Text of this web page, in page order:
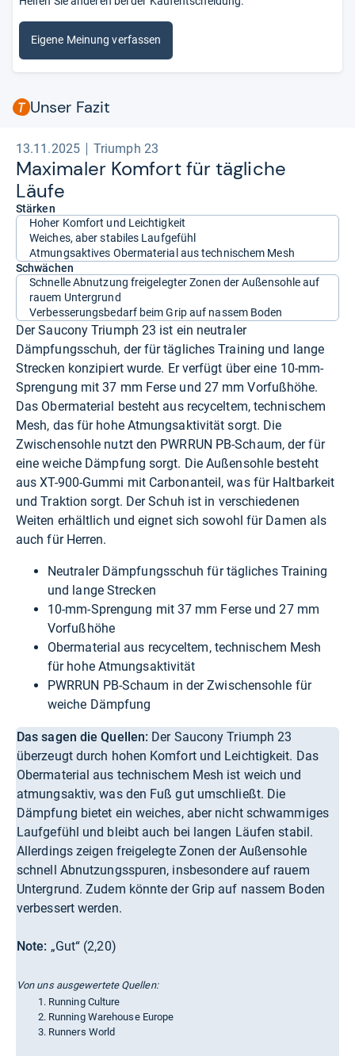
Eigene Meinung verfassen
Unser Fazit
13.11.2025 Triumph 23
Maxi­ma­ler Kom­fort für täg­li­che
Läufe
Stärken
Hoher Komfort und Leichtigkeit
Weiches, aber stabiles Laufgefühl
Atmungsaktives Obermaterial aus technischem Mesh
Schwächen
Schnelle Abnutzung freigelegter Zonen der Außensohle auf
rauem Untergrund
Verbesserungsbedarf beim Grip auf nassem Boden
Der Saucony Triumph 23 ist ein neutraler
Dämpfungsschuh, der für tägliches Training und lange
Strecken konzipiert wurde. Er verfügt über eine 10-mm-
Sprengung mit 37 mm Ferse und 27 mm Vorfußhöhe.
Das Obermaterial besteht aus recyceltem, technischem
Mesh, das für hohe Atmungsaktivität sorgt. Die
Zwischensohle nutzt den PWRRUN PB-Schaum, der für
eine weiche Dämpfung sorgt. Die Außensohle besteht
aus XT-900-Gummi mit Carbonanteil, was für Haltbarkeit
und Traktion sorgt. Der Schuh ist in verschiedenen
Weiten erhältlich und eignet sich sowohl für Damen als
auch für Herren.
Neutraler Dämpfungsschuh für tägliches Training
und lange Strecken
10-mm-Sprengung mit 37 mm Ferse und 27 mm
Vorfußhöhe
Obermaterial aus recyceltem, technischem Mesh
für hohe Atmungsaktivität
PWRRUN PB-Schaum in der Zwischensohle für
weiche Dämpfung
Das sagen die Quellen: Der Saucony Triumph 23
überzeugt durch hohen Komfort und Leichtigkeit. Das
Obermaterial aus technischem Mesh ist weich und
atmungsaktiv, was den Fuß gut umschließt. Die
Dämpfung bietet ein weiches, aber nicht schwammiges
Laufgefühl und bleibt auch bei langen Läufen stabil.
Allerdings zeigen freigelegte Zonen der Außensohle
schnell Abnutzungsspuren, insbesondere auf rauem
Untergrund. Zudem könnte der Grip auf nassem Boden
verbessert werden.
Note: „Gut“ (2,20)
Von uns ausgewertete Quellen:
Running Culture
Running Warehouse Europe
Runners World